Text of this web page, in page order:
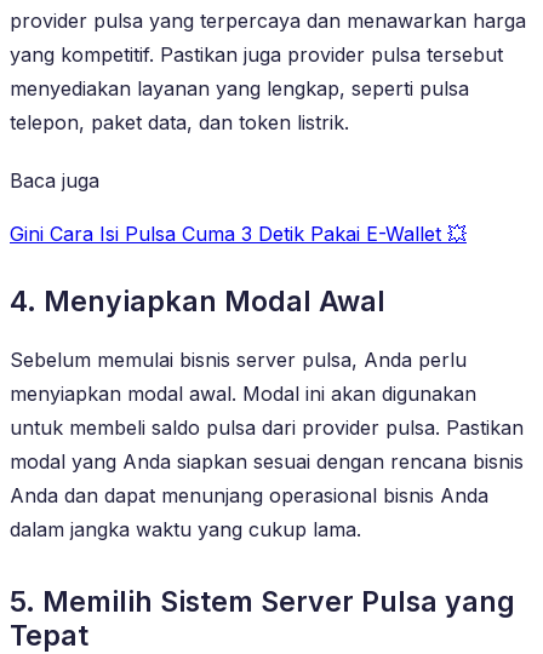
provider pulsa yang terpercaya dan menawarkan harga
yang kompetitif. Pastikan juga provider pulsa tersebut
menyediakan layanan yang lengkap, seperti pulsa
telepon, paket data, dan token listrik.
Baca juga
Gini Cara Isi Pulsa Cuma 3 Detik Pakai E-Wallet 💥
4. Menyiapkan Modal Awal
Sebelum memulai bisnis server pulsa, Anda perlu
menyiapkan modal awal. Modal ini akan digunakan
untuk membeli saldo pulsa dari provider pulsa. Pastikan
modal yang Anda siapkan sesuai dengan rencana bisnis
Anda dan dapat menunjang operasional bisnis Anda
dalam jangka waktu yang cukup lama.
5. Memilih Sistem Server Pulsa yang
Tepat